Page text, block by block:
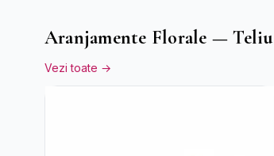
Aranjamente Florale — Teliu
Vezi toate →